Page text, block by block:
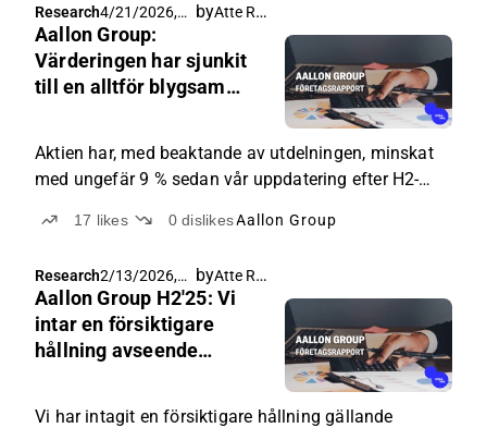
Research4/21/2026,
4:00 AM
by Atte Riikola
Aallon Group:
Värderingen har sjunkit
till en alltför blygsam
Aktien har, med beaktande av utdelningen, minskat
med ungefär 9 % sedan vår uppdatering efter H2-
17 likes 0dislikesAallon Group
Research2/13/2026,
5:00 AM
by Atte Riikola
Aallon Group H2'25: Vi
intar en försiktigare
hållning avseende
Vi har intagit en försiktigare hållning gällande